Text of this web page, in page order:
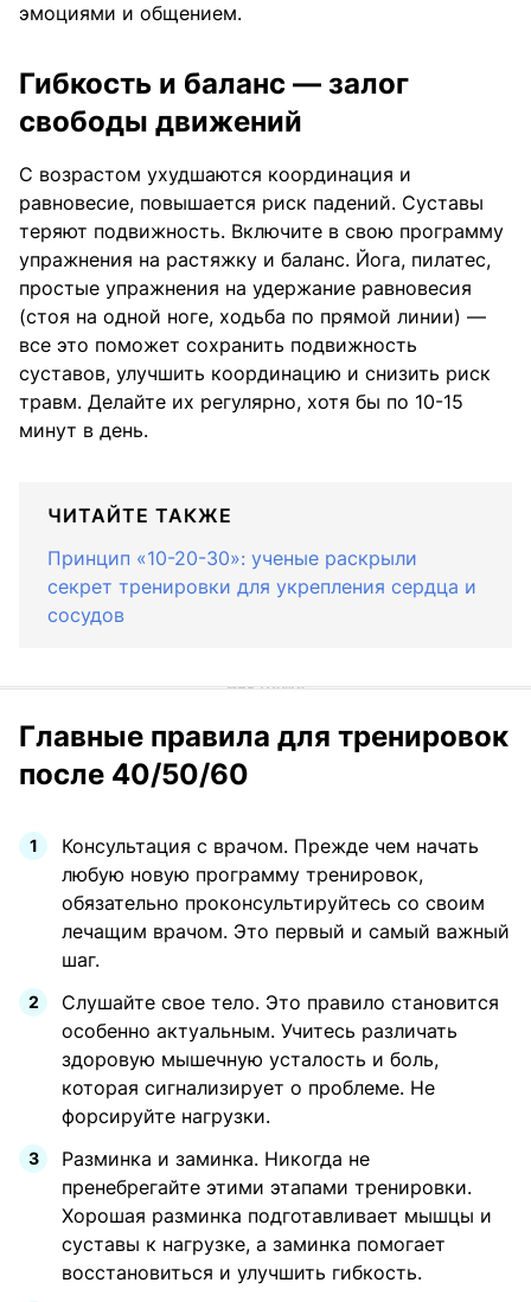
эмоциями и общением.
Гибкость и баланс — залог
свободы движений
С возрастом ухудшаются координация и
равновесие, повышается риск падений. Суставы
теряют подвижность. Включите в свою программу
упражнения на растяжку и баланс. Йога, пилатес,
простые упражнения на удержание равновесия
(стоя на одной ноге, ходьба по прямой линии) —
все это поможет сохранить подвижность
суставов, улучшить координацию и снизить риск
травм. Делайте их регулярно, хотя бы по 10-15
минут в день.
ЧИТАЙТЕ ТАКЖЕ
Принцип «10-20-30»: ученые раскрыли
секрет тренировки для укрепления сердца и
сосудов
Главные правила для тренировок
после 40/50/60
Консультация с врачом. Прежде чем начать
любую новую программу тренировок,
обязательно проконсультируйтесь со своим
лечащим врачом. Это первый и самый важный
шаг.
Слушайте свое тело. Это правило становится
особенно актуальным. Учитесь различать
здоровую мышечную усталость и боль,
которая сигнализирует о проблеме. Не
форсируйте нагрузки.
Разминка и заминка. Никогда не
пренебрегайте этими этапами тренировки.
Хорошая разминка подготавливает мышцы и
суставы к нагрузке, а заминка помогает
восстановиться и улучшить гибкость.